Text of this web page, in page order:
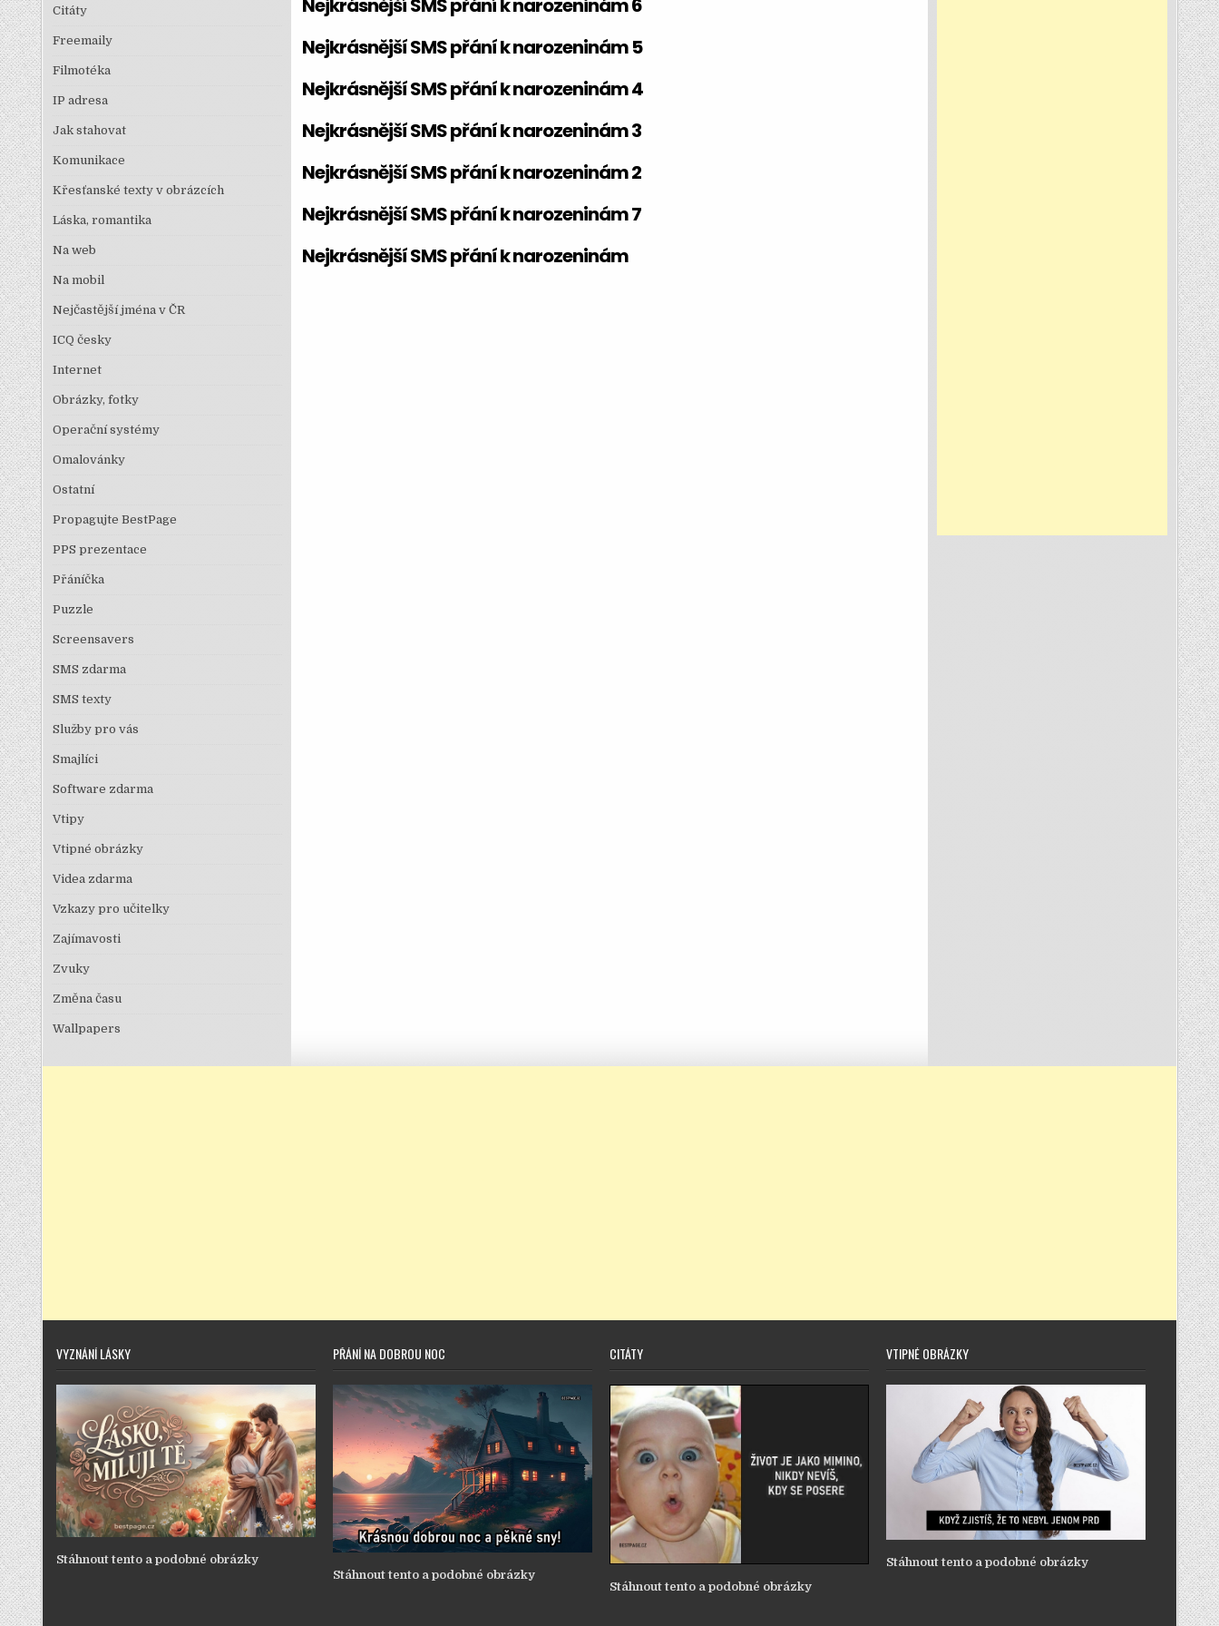
Nejkrásnější SMS přání k narozeninám 6
Nejkrásnější SMS přání k narozeninám 5
Nejkrásnější SMS přání k narozeninám 4
Nejkrásnější SMS přání k narozeninám 3
Nejkrásnější SMS přání k narozeninám 2
Nejkrásnější SMS přání k narozeninám 7
Nejkrásnější SMS přání k narozeninám
Citáty
Freemaily
Filmotéka
IP adresa
Jak stahovat
Komunikace
Křesťanské texty v obrázcích
Láska, romantika
Na web
Na mobil
Nejčastější jména v ČR
ICQ česky
Internet
Obrázky, fotky
Operační systémy
Omalovánky
Ostatní
Propagujte BestPage
PPS prezentace
Přáníčka
Puzzle
Screensavers
SMS zdarma
SMS texty
Služby pro vás
Smajlíci
Software zdarma
Vtipy
Vtipné obrázky
Videa zdarma
Vzkazy pro učitelky
Zajímavosti
Zvuky
Změna času
Wallpapers
VYZNÁNÍ LÁSKY
Stáhnout tento a podobné obrázky
PŘÁNÍ NA DOBROU NOC
Stáhnout tento a podobné obrázky
CITÁTY
Stáhnout tento a podobné obrázky
VTIPNÉ OBRÁZKY
Stáhnout tento a podobné obrázky